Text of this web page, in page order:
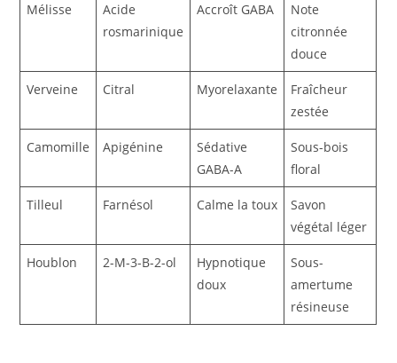
Mélisse
Acide
rosmarinique
Accroît GABA
Note
citronnée
douce
Verveine Citral Myorelaxante
Fraîcheur
zestée
Camomille Apigénine
Sédative
GABA-A
Sous-bois
floral
Tilleul Farnésol Calme la toux
Savon
végétal léger
Houblon 2-M-3-B-2-ol
Hypnotique
doux
Sous-
amertume
résineuse